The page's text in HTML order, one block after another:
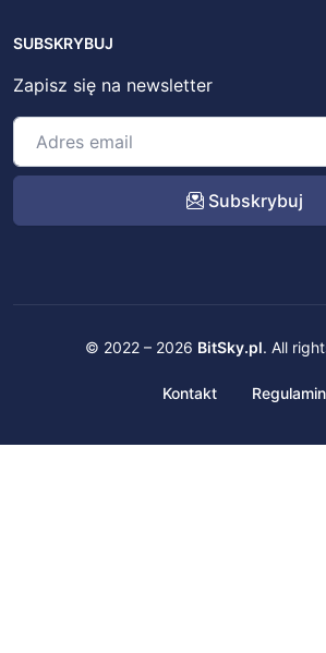
SUBSKRYBUJ
Zapisz się na newsletter
Subskrybuj
© 2022 – 2026 BitSky.pl. All
Kontakt Regulamin